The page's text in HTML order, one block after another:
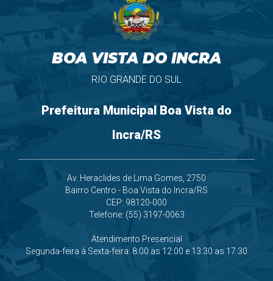
BOA VISTA DO INCRA
RIO GRANDE DO SUL
Prefeitura Municipal Boa Vista do
Incra/RS
Av. Heraclides de Lima Gomes, 2750
Bairro Centro - Boa Vista do Incra/RS
CEP: 98120-000
Telefone: (55) 3197-0063
Atendimento Presencial
Segunda-feira à Sexta-feira: 8:00 as 12:00 e 13:30 as 17:30